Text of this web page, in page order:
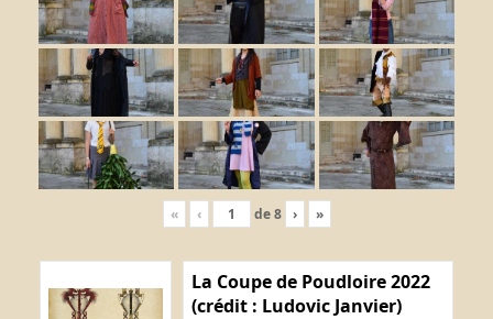
« ‹ de8 › »
La Coupe de Poudloire 2022
(crédit : Ludovic Janvier)